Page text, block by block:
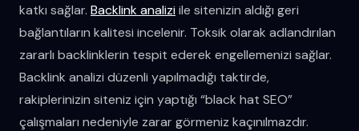
katkı sağlar. Backlink analizi ile sitenizin aldığı geri
bağlantıların kalitesi incelenir. Toksik olarak adlandırılan
zararlı backlinklerin tespit ederek engellemenizi sağlar.
Backlink analizi düzenli yapılmadığı taktirde,
rakiplerinizin siteniz için yaptığı “black hat SEO”
çalışmaları nedeniyle zarar görmeniz kaçınılmazdır.